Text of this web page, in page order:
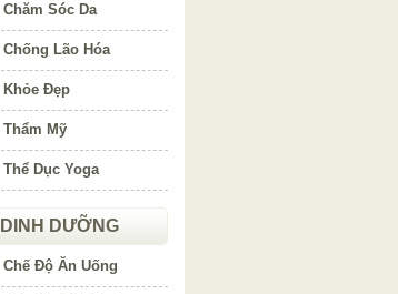
Chăm Sóc Da
Chống Lão Hóa
Khỏe Đẹp
Thẩm Mỹ
Thể Dục Yoga
DINH DƯỠNG
Chế Độ Ăn Uống